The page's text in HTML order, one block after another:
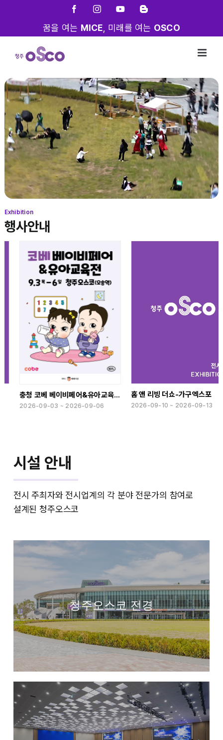
FacebookInstagramYouTubeBlogger
꿈을 여는 MICE , 미래를 여는 OSCO
Exhibition
행사안내
충청 코베 베이비페어&유아교육전(하반기)
2026-09-03 ~ 2026-09-06
홈 앤 리빙 더쇼-가구엑스포
2026-09-10 ~ 2026-09-13
시설 안내
전시 주최자와 전시업계의 각 분야 전문가의 참여로
설계된 청주오스코
청주오스코 전경